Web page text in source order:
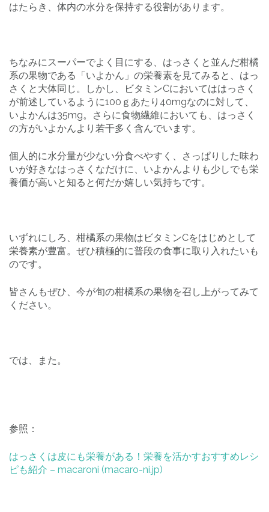
はたらき、体内の水分を保持する役割があります。
ちなみにスーパーでよく目にする、はっさくと並んだ柑橘
系の果物である「いよかん」の栄養素を見てみると、はっ
さくと大体同じ。しかし、ビタミンCにおいてははっさく
が前述しているように100ｇあたり40mgなのに対して、
いよかんは35mg。さらに食物繊維においても、はっさく
の方がいよかんより若干多く含んでいます。
個人的に水分量が少ない分食べやすく、さっぱりした味わ
いが好きなはっさくなだけに、いよかんよりも少しでも栄
養価が高いと知ると何だか嬉しい気持ちです。
いずれにしろ、柑橘系の果物はビタミンCをはじめとして
栄養素が豊富。ぜひ積極的に普段の食事に取り入れたいも
のです。
皆さんもぜひ、今が旬の柑橘系の果物を召し上がってみて
ください。
では、また。
参照：
はっさくは皮にも栄養がある！栄養を活かすおすすめレシ
ピも紹介 – macaroni (macaro-ni.jp)